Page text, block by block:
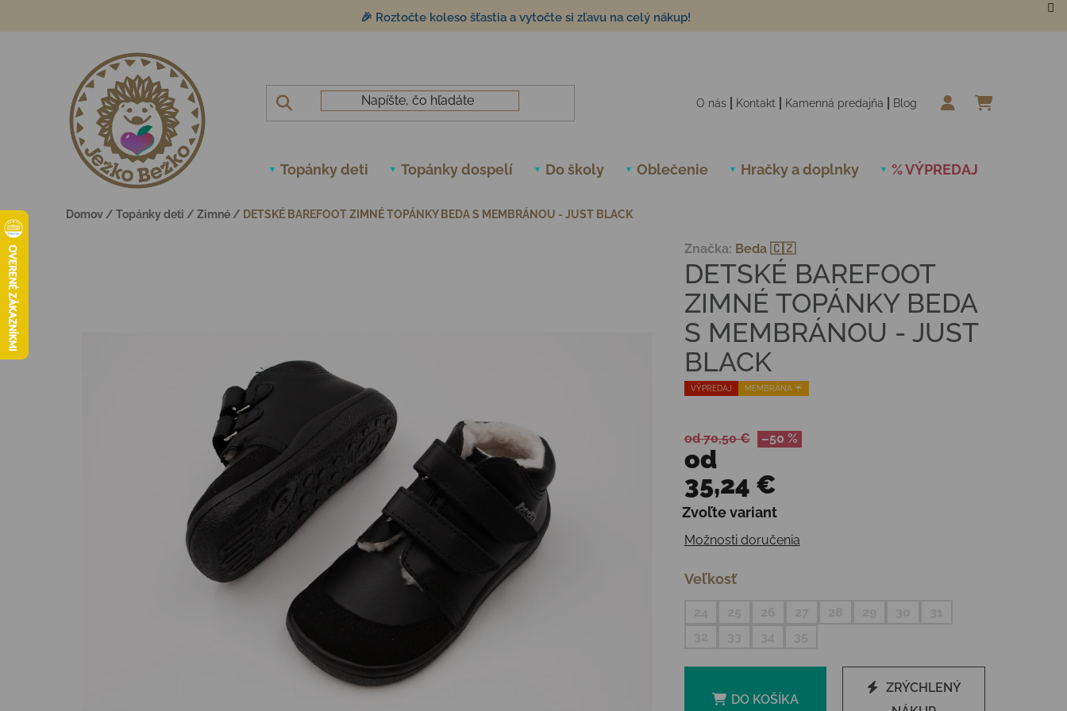
🎉 Roztočte koleso šťastia a vytočte si zľavu na celý nákup!
O nás Kontakt Kamenná predajňa Blog
Topánky deti Topánky dospelí Do školy Oblečenie Hračky a doplnky % VÝPREDAJ
Domov / Topánky deti / Zimné / DETSKÉ BAREFOOT ZIMNÉ TOPÁNKY BEDA S MEMBRÁNOU - JUST BLACK
VÝPREDAJ MEMBRÁNA ☔️
DETSKÉ BAREFOOT
ZIMNÉ TOPÁNKY BEDA
S MEMBRÁNOU - JUST
BLACK
Značka: Beda 🇨🇿
od 70,50 € –50 %
od
35,24 €
Jednotková cena:
Zvoľte variant
Možnosti doručenia
Veľkosť
DO KOŠÍKA
ZRÝCHLENÝ